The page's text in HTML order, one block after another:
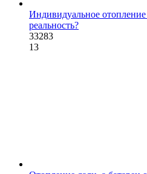
Индивидуальное
реальность?
33283
13